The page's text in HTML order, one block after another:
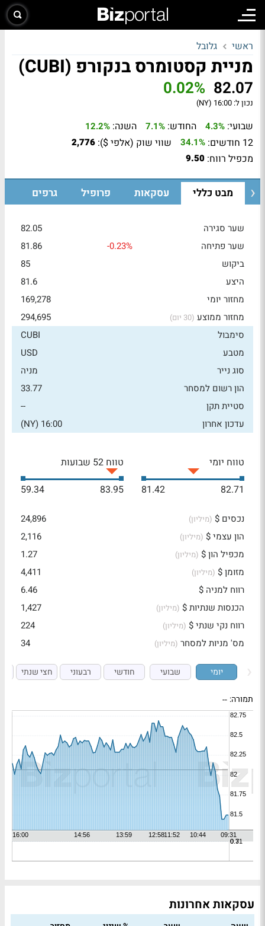
ראשי גלובל
מניית קסטומרס בנקורפ (CUBI)
82.07
0.02%
נכון ל: 16:00 (NY)
שבועי: 4.3% החודש: 7.1% השנה: 12.2%
12 חודשים: 34.1% שווי שוק (אלפי $): 2,776
מכפיל רווח: 9.50
מבט כללי עסקאות פרופיל גרפים
שער סגירה
82.05
שער פתיחה
-0.23%
81.86
ביקוש
85
היצע
81.6
מחזור יומי
169,278
מחזור ממוצע (30 יום)
294,695
סימבול
CUBI
מטבע
USD
סוג נייר
מניה
הון רשום למסחר
33.77
סטיית תקן
--
עדכון אחרון
16:00 (NY)
טווח יומי
82.71
81.42
טווח 52 שבועות
83.95
59.34
נכסים $ (מיליון)
24,896
הון עצמי $ (מיליון)
2,116
מכפיל הון $ (מיליון)
1.27
מזומן $ (מיליון)
4,411
רווח למניה $
6.46
הכנסות שנתיות $ (מיליון)
1,427
רווח נקי שנתי $ (מיליון)
224
מס' מניות למסחר (מיליון) 34
יומי שבועי חודשי רבעוני חצי שנתי
תמורה: --
עסקאות אחרונות